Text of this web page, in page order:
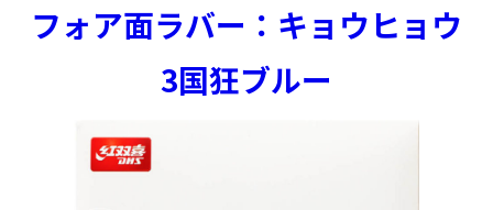
フォア面ラバー：キョウヒョウ
3国狂ブルー